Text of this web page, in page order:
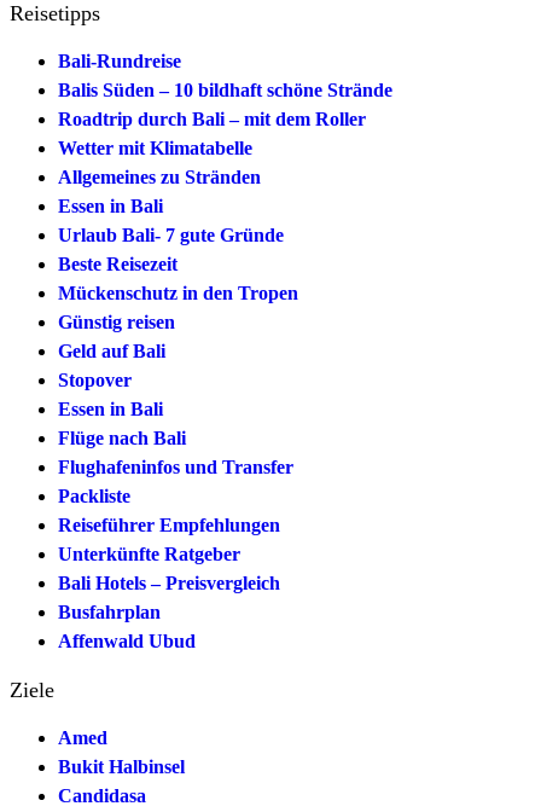
Reisetipps
Bali-Rundreise
Balis Süden – 10 bildhaft schöne Strände
Roadtrip durch Bali – mit dem Roller
Wetter mit Klimatabelle
Allgemeines zu Stränden
Essen in Bali
Urlaub Bali- 7 gute Gründe
Beste Reisezeit
Mückenschutz in den Tropen
Günstig reisen
Geld auf Bali
Stopover
Essen in Bali
Flüge nach Bali
Flughafeninfos und Transfer
Packliste
Reiseführer Empfehlungen
Unterkünfte Ratgeber
Bali Hotels – Preisvergleich
Busfahrplan
Affenwald Ubud
Ziele
Amed
Bukit Halbinsel
Candidasa